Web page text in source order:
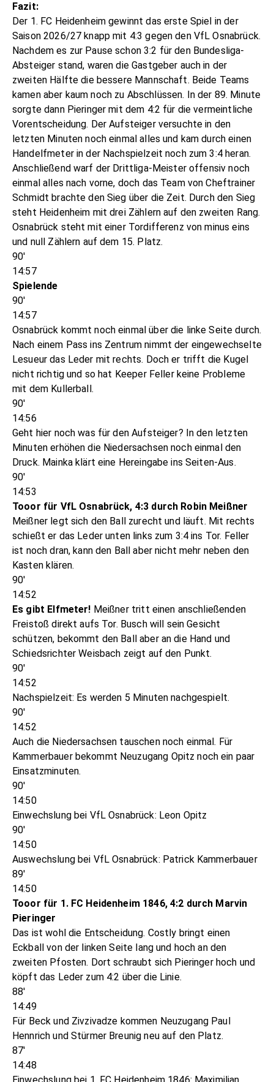
Fazit:
Der 1. FC Heidenheim gewinnt das erste Spiel in der
Saison 2026/27 knapp mit 4:3 gegen den VfL Osnabrück.
Nachdem es zur Pause schon 3:2 für den Bundesliga-
Absteiger stand, waren die Gastgeber auch in der
zweiten Hälfte die bessere Mannschaft. Beide Teams
kamen aber kaum noch zu Abschlüssen. In der 89. Minute
sorgte dann Pieringer mit dem 4:2 für die vermeintliche
Vorentscheidung. Der Aufsteiger versuchte in den
letzten Minuten noch einmal alles und kam durch einen
Handelfmeter in der Nachspielzeit noch zum 3:4 heran.
Anschließend warf der Drittliga-Meister offensiv noch
einmal alles nach vorne, doch das Team von Cheftrainer
Schmidt brachte den Sieg über die Zeit. Durch den Sieg
steht Heidenheim mit drei Zählern auf den zweiten Rang.
Osnabrück steht mit einer Tordifferenz von minus eins
und null Zählern auf dem 15. Platz.
90'
14:57
Spielende
90'
14:57
Osnabrück kommt noch einmal über die linke Seite durch.
Nach einem Pass ins Zentrum nimmt der eingewechselte
Lesueur das Leder mit rechts. Doch er trifft die Kugel
nicht richtig und so hat Keeper Feller keine Probleme
mit dem Kullerball.
90'
14:56
Geht hier noch was für den Aufsteiger? In den letzten
Minuten erhöhen die Niedersachsen noch einmal den
Druck. Mainka klärt eine Hereingabe ins Seiten-Aus.
90'
14:53
Tooor für VfL Osnabrück, 4:3 durch Robin Meißner
Meißner legt sich den Ball zurecht und läuft. Mit rechts
schießt er das Leder unten links zum 3:4 ins Tor. Feller
ist noch dran, kann den Ball aber nicht mehr neben den
Kasten klären.
90'
14:52
Es gibt Elfmeter! Meißner tritt einen anschließenden
Freistoß direkt aufs Tor. Busch will sein Gesicht
schützen, bekommt den Ball aber an die Hand und
Schiedsrichter Weisbach zeigt auf den Punkt.
90'
14:52
Nachspielzeit: Es werden 5 Minuten nachgespielt.
90'
14:52
Auch die Niedersachsen tauschen noch einmal. Für
Kammerbauer bekommt Neuzugang Opitz noch ein paar
Einsatzminuten.
90'
14:50
Einwechslung bei VfL Osnabrück: Leon Opitz
90'
14:50
Auswechslung bei VfL Osnabrück: Patrick Kammerbauer
89'
14:50
Tooor für 1. FC Heidenheim 1846, 4:2 durch Marvin
Pieringer
Das ist wohl die Entscheidung. Costly bringt einen
Eckball von der linken Seite lang und hoch an den
zweiten Pfosten. Dort schraubt sich Pieringer hoch und
köpft das Leder zum 4:2 über die Linie.
88'
14:49
Für Beck und Zivzivadze kommen Neuzugang Paul
Hennrich und Stürmer Breunig neu auf den Platz.
87'
14:48